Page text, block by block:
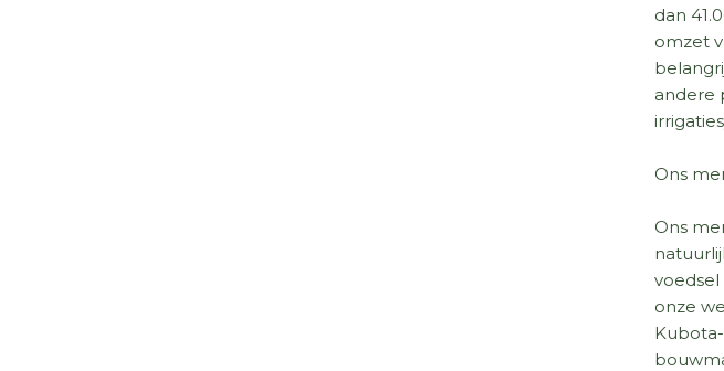
dan
omzet
andere
Ons
Ons
onze